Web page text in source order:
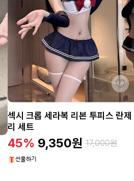
섹시 크롭 세라복 리본 투피스 란제
리 세트
45% 9,350원 17,000원